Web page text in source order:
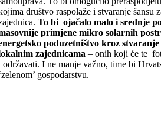
društvo raspolaže i stvaranje šansu
To bi ojačalo malo i srednje
primjene mikro solarnih
poduzetništvo kroz stvaranje
zajednicama – onih koji će te
održavati. I ne manje važno, time bi
gospodarstvu.